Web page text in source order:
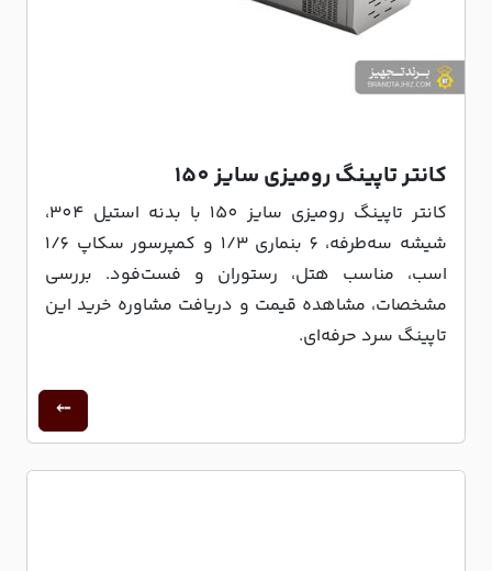
کانتر تاپینگ رومیزی سایز 150
کانتر تاپینگ رومیزی سایز 150 با بدنه استیل 304،
شیشه سه‌طرفه، 6 بنماری 1/3 و کمپرسور سکاپ 1/6
اسب، مناسب هتل، رستوران و فست‌فود. بررسی
مشخصات، مشاهده قیمت و دریافت مشاوره خرید این
تاپینگ سرد حرفه‌ای.